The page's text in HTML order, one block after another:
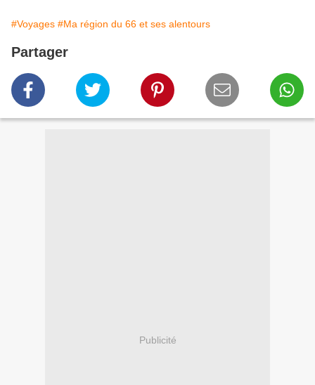
#Voyages #Ma région du 66 et ses alentours
Partager
Publicité